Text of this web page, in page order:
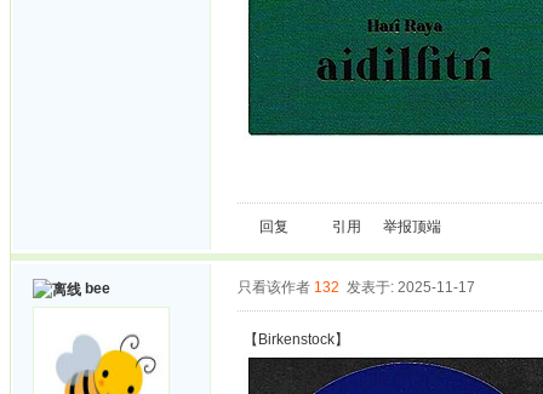
回复 引用 举报顶端
bee 只看该作者 132 发表于: 2025-11-17
【Birkenstock】